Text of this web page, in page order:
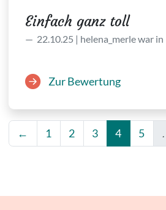
Einfach ganz toll
22.10.25 | helena_merle war in
Zur Bewertung
← 1 2 3 4 5